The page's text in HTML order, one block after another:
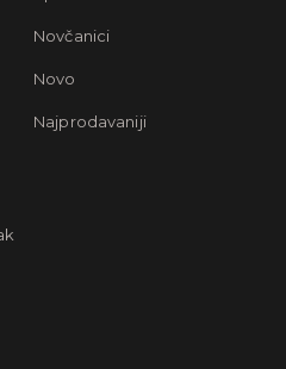
Novčanici
Novo
Najprodavaniji